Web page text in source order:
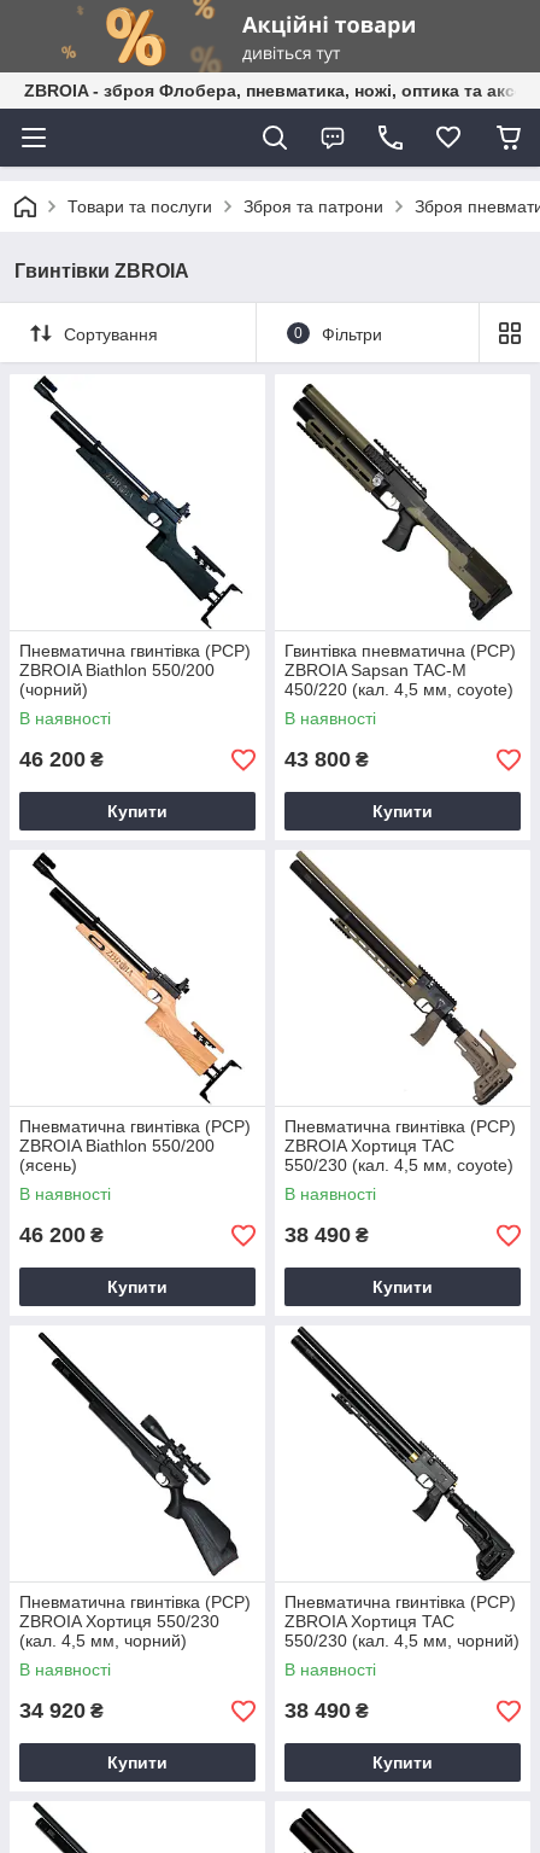
ZBROIA - зброя Флобера, пневматика, ножі, оптика та
Товари та послуги Зброя та патрони Зброя
Гвинтівки ZBROIA
Сортування 0 Фільтри
Пневматична гвинтівка (PCP)
ZBROIA Biathlon 550/200
(чорний)
В наявності
46 200 ₴
Купити
Гвинтівка пневматична (PCP)
ZBROIA Sapsan TAC-M
450/220 (кал. 4,5 мм, coyote)
В наявності
43 800 ₴
Купити
Пневматична гвинтівка (PCP)
ZBROIA Biathlon 550/200
(ясень)
В наявності
46 200 ₴
Купити
Пневматична гвинтівка (PCP)
ZBROIA Хортиця TAC
550/230 (кал. 4,5 мм, coyote)
В наявності
38 490 ₴
Купити
Пневматична гвинтівка (РСР)
ZBROIA Хортиця 550/230
(кал. 4,5 мм, чорний)
В наявності
34 920 ₴
Купити
Пневматична гвинтівка (PCP)
ZBROIA Хортиця TAC
550/230 (кал. 4,5 мм, чорний)
В наявності
38 490 ₴
Купити